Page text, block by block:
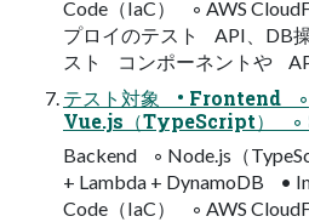
Code（IaC） ◦ AWS
プロイのテスト API、DB
スト コンポーネントや
テスト対象 • Frontend ◦
Vue.js（TypeScript） ◦
Backend ◦ Node.js（
+ Lambda + DynamoDB •
Code（IaC） ◦ AWS